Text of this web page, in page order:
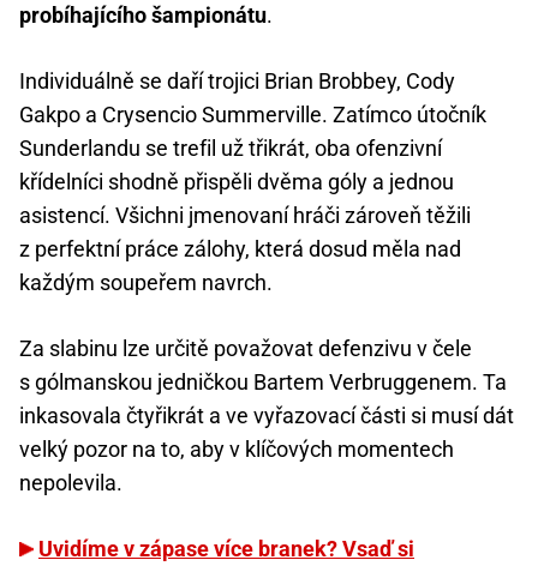
probíhajícího šampionátu.
Individuálně se daří trojici Brian Brobbey, Cody
Gakpo a Crysencio Summerville. Zatímco útočník
Sunderlandu se trefil už třikrát, oba ofenzivní
křídelníci shodně přispěli dvěma góly a jednou
asistencí. Všichni jmenovaní hráči zároveň těžili
z perfektní práce zálohy, která dosud měla nad
každým soupeřem navrch.
Za slabinu lze určitě považovat defenzivu v čele
s gólmanskou jedničkou Bartem Verbruggenem. Ta
inkasovala čtyřikrát a ve vyřazovací části si musí dát
velký pozor na to, aby v klíčových momentech
nepolevila.
Uvidíme v zápase více branek? Vsaď si